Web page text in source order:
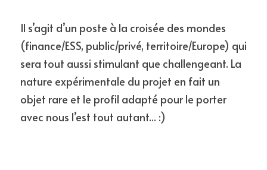
Il s’agit d’un poste à la croisée des mondes
(finance/ESS, public/privé, territoire/Europe) qui
sera tout aussi stimulant que challengeant. La
nature expérimentale du projet en fait un
objet rare et le profil adapté pour le porter
avec nous l’est tout autant... :)